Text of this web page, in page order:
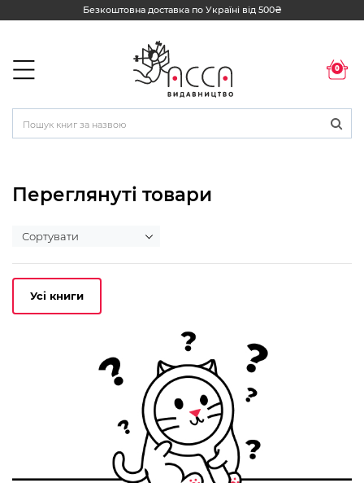
Безкоштовна доставка по Україні від 500₴
0
Переглянуті товари
Усі книги